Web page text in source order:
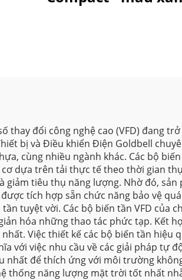
thay đổi công nghệ cao (VFD) đang
bị và Điều khiển Điện Goldbell
cùng nhiều ngành khác. Các bộ
dựa trên tải thực tế theo thời gian
giảm tiêu thụ năng lượng. Nhờ đó,
tích hợp sẵn chức năng bảo vệ
tuyệt vời. Các bộ biến tần VFD
hóa những thao tác phức tạp. Kết
Việc thiết kế các bộ biến tần hiệu
với việc nhu cầu về các giải pháp tự
nhất để thích ứng với môi trường
thống năng lượng mặt trời tốt nhất